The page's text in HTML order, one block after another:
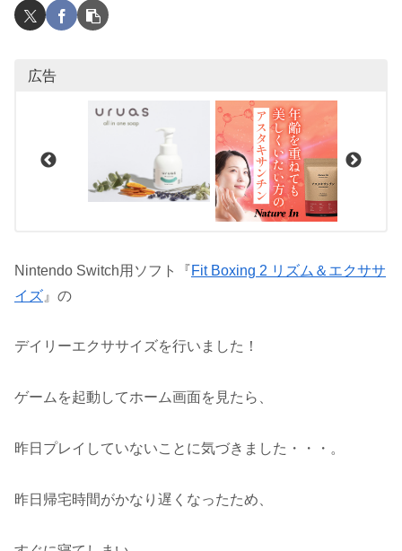
広告
Nintendo Switch用ソフト『Fit Boxing 2 リズム＆エクササ
イズ 』の
デイリーエクササイズを行いました！
ゲームを起動してホーム画面を見たら、
昨日プレイしていないことに気づきました・・・。
昨日帰宅時間がかなり遅くなったため、